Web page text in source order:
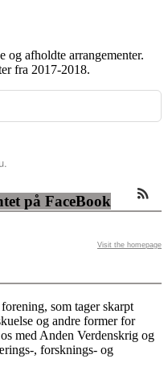
og afholdte arrangementer.
fra 2017-2018.
på FaceBook
Visit the homepage
som tager skarpt
og andre former for
med Anden Verdenskrig og
, forsknings- og